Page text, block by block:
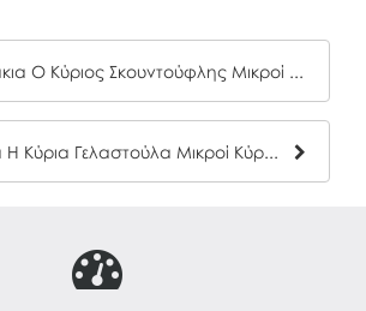
Αυτοκολλητάκια Ο Κύριος Σκουντούφλης Μικροί Κύριοι- Μικρές Κυρίες Hartini Poli 2
Αυτοκολλητάκια Η Κύρια Γελαστούλα Μικροί Κύριοι- Μικρές Κυρίες Hartini Poli 4